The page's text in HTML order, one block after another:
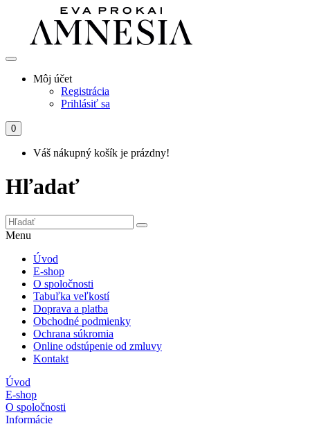
Môj účet
Registrácia
Prihlásiť sa
0
Váš nákupný košík je prázdny!
Hľadať
Menu
Úvod
E-shop
O spoločnosti
Tabuľka veľkostí
Doprava a platba
Obchodné podmienky
Ochrana súkromia
Online odstúpenie od zmluvy
Kontakt
Úvod
E-shop
O spoločnosti
Informácie